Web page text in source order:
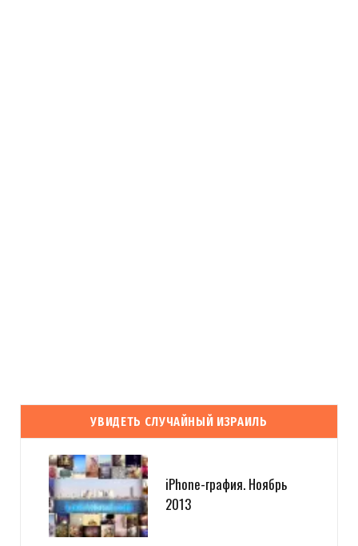
УВИДЕТЬ СЛУЧАЙНЫЙ ИЗРАИЛЬ
iPhone-графия. Ноябрь
2013